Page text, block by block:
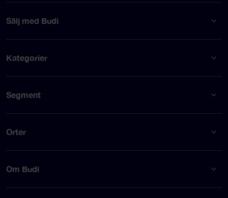
Sälj med Budi
Kategorier
Segment
Orter
Om Budi